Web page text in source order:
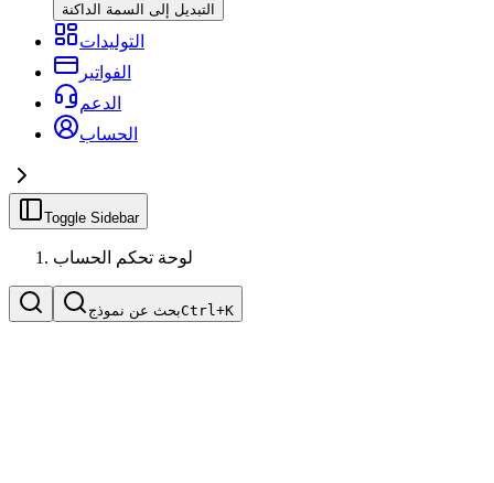
التبديل إلى السمة الداكنة
التوليدات
الفواتير
الدعم
الحساب
Toggle Sidebar
لوحة تحكم الحساب
بحث عن نموذجCtrl+K